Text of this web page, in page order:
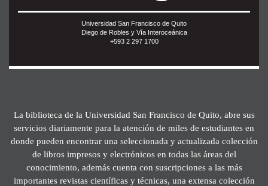
Universidad San Francisco de Quito
Diego de Robles y Vía Interoceánica
+593 2 297 1700
La biblioteca de la Universidad San Francisco de Quito, abre sus
servicios diariamente para la atención de miles de estudiantes en
donde pueden encontrar una seleccionada y actualizada colección
de libros impresos y electrónicos en todas las áreas del
conocimiento, además cuenta con suscripciones a las más
importantes revistas científicas y técnicas, una extensa colección